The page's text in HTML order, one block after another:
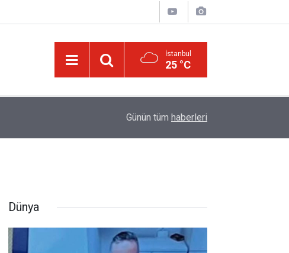
İstanbul
25 °C
Katil israil, Dr. Ebu Safiyye’yi işkence ile
Günün tüm haberleri
Dünya